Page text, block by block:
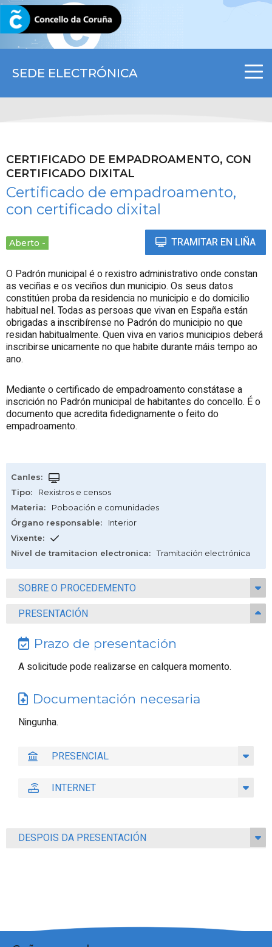
SEDE ELECTRÓNICA
CORUNA.GAL
CERTIFICADO DE EMPADROAMENTO, CON
CERTIFICADO DIXITAL
Certificado de empadroamento,
con certificado dixital
Aberto TRAMITAR EN LIÑA
O Padrón municipal é o rexistro administrativo onde constan
as veciñas e os veciños dun municipio. Os seus datos
constitúen proba da residencia no municipio e do domicilio
habitual nel. Todas as persoas que vivan en España están
obrigadas a inscribírense no Padrón do municipio no que
residan habitualmente. Quen viva en varios municipios deberá
inscribirse unicamente no que habite durante máis tempo ao
ano.
Mediante o certificado de empadroamento constátase a
inscrición no Padrón municipal de habitantes do concello. É o
documento que acredita fidedignamente o feito do
empadroamento.
Canles:
Tipo:
Rexistros e censos
Materia:
Poboación e comunidades
Órgano responsable:
Interior
Vixente:
Nivel de tramitacion electronica: Tramitación electrónica
SOBRE O PROCEDEMENTO
PRESENTACIÓN
Prazo de presentación
A solicitude pode realizarse en calquera momento.
Documentación necesaria
Ningunha.
PRESENCIAL
INTERNET
DESPOIS DA PRESENTACIÓN